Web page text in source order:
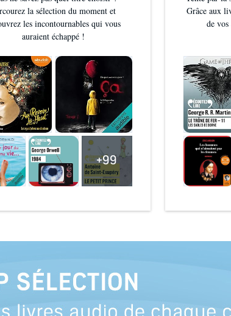
la sélection du moment et
les incontournables qui vous
auraient échappé !
+99
Grâce aux
de vos